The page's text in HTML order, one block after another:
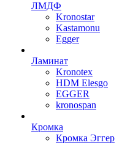
ЛМДФ
Kronostar
Kastamonu
Egger
Ламинат
Kronotex
HDM Elesgo
EGGER
kronospan
Кромка
Кромка Эггер